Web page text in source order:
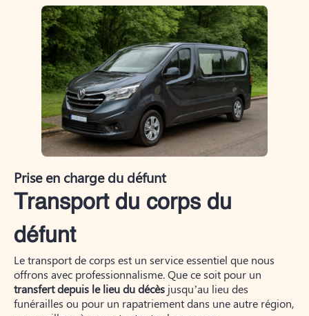
Prise en charge du défunt
Transport du corps du
défunt
Le transport de corps est un service essentiel que nous
offrons avec professionnalisme. Que ce soit pour un
transfert depuis le lieu du décès jusqu’au lieu des
funérailles ou pour un rapatriement dans une autre région,